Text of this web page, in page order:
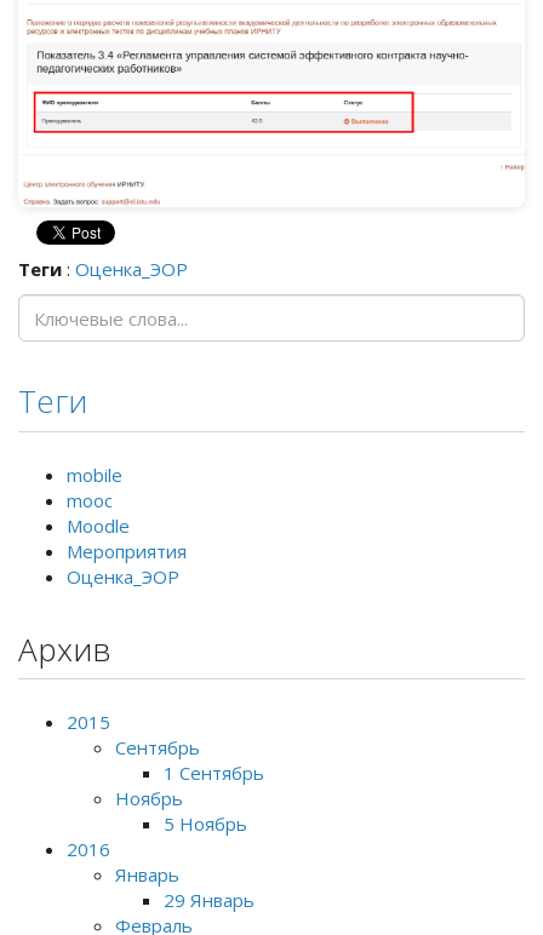
Теги : Оценка_ЭОР
Теги
mobile
mooc
Moodle
Мероприятия
Оценка_ЭОР
Архив
2015
Сентябрь
1 Сентябрь
Ноябрь
5 Ноябрь
2016
Январь
29 Январь
Февраль